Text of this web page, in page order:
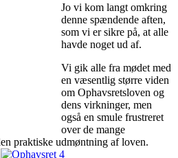
Jo vi kom langt omkring
denne spændende aften,
som vi er sikre på, at alle
havde noget ud af.
Vi gik alle fra mødet med
en væsentlig større viden
om Ophavsretsloven og
dens virkninger, men
også en smule frustreret
over de mange
praktiske udmøntning af loven.